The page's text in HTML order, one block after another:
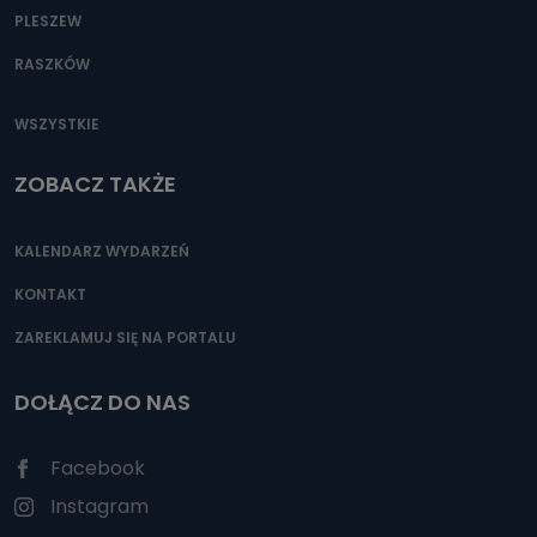
PLESZEW
RASZKÓW
WSZYSTKIE
ZOBACZ TAKŻE
KALENDARZ WYDARZEŃ
KONTAKT
ZAREKLAMUJ SIĘ NA PORTALU
DOŁĄCZ DO NAS
Facebook
Instagram